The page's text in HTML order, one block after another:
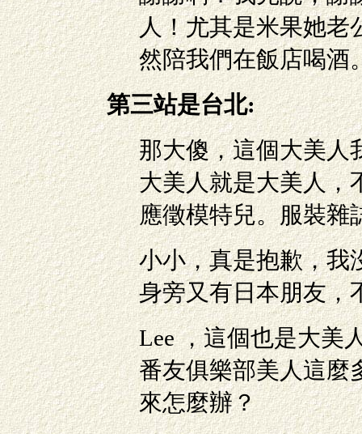
人！尤其是米果她老
然陪我們在飯店喝酒
第三站是台北:
那大傻，這個大美人
大美人就是大美人，
應徵模特兒。服裝雜
小小，真是抱歉，我
身旁又有日本朋友，
Lee ，這個也是大美
番友俱樂部美人這麼
來怎麼辦？